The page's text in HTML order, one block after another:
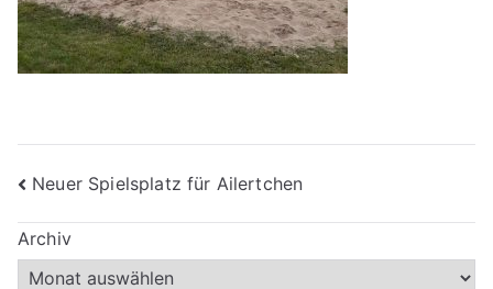
Beitragsnavigation
Neuer Spielsplatz für Ailertchen
Archiv